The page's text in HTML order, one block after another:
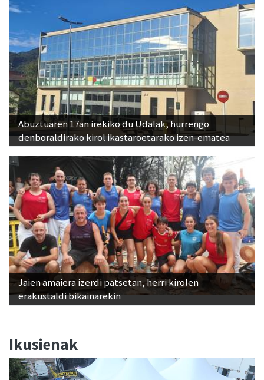
Abuztuaren 17an irekiko du Udalak, hurrengo
denboraldirako kirol ikastaroetarako izen-ematea
Jaien amaiera izerdi patsetan, herri kirolen
erakustaldi bikainarekin
Ikusienak